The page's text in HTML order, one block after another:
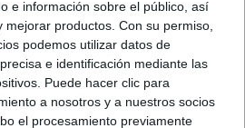
e información sobre el público, así
productos. Con su permiso,
podemos utilizar datos de
e identificación mediante las
Puede hacer clic para
a nosotros y a nuestros socios
el procesamiento previamente